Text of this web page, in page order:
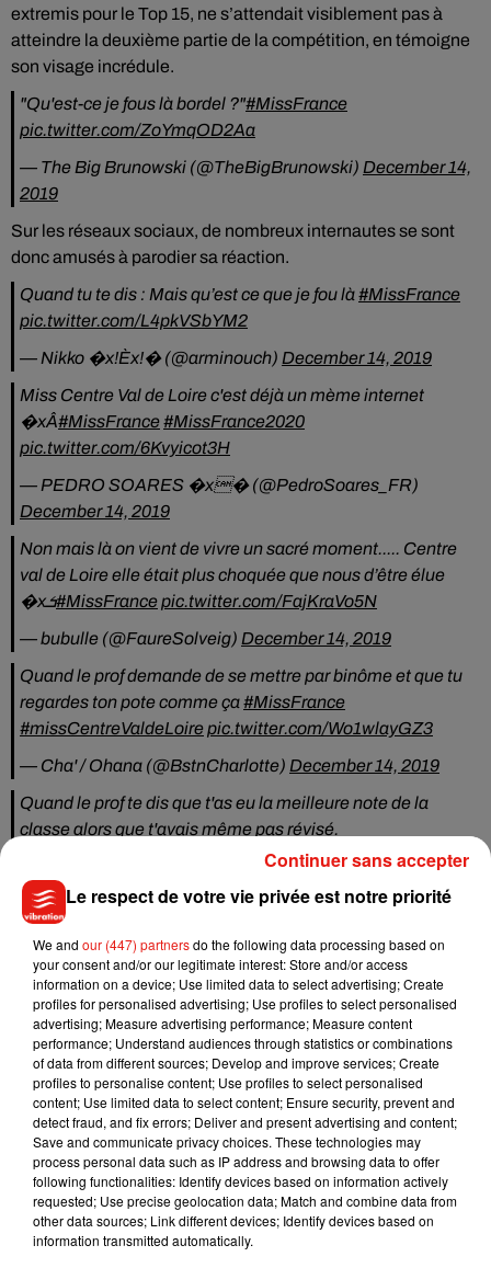
extremis pour le Top 15, ne s’attendait visiblement pas à
atteindre la deuxième partie de la compétition, en témoigne
son visage incrédule.
"Qu'est-ce je fous là bordel ?"#MissFrance
pic.twitter.com/ZoYmqOD2Aa
— The Big Brunowski (@TheBigBrunowski) December 14,
2019
Sur les réseaux sociaux, de nombreux internautes se sont
donc amusés à parodier sa réaction.
Quand tu te dis : Mais qu’est ce que je fou là#MissFrance
pic.twitter.com/L4pkVSbYM2
— Nikko �x!Èx!� (@arminouch) December 14, 2019
Miss Centre Val de Loire c'est déjà un mème internet
�xÂ#MissFrance#MissFrance2020
pic.twitter.com/6Kvyicot3H
— PEDRO SOARES �x� (@PedroSoares_FR)
December 14, 2019
Non mais là on vient de vivre un sacré moment..... Centre
val de Loire elle était plus choquée que nous d’être élue
�xܭ#MissFrancepic.twitter.com/FajKraVo5N
— bubulle (@FaureSolveig) December 14, 2019
Quand le prof demande de se mettre par binôme et que tu
regardes ton pote comme ça#MissFrance
#missCentreValdeLoirepic.twitter.com/Wo1wlayGZ3
— Cha' / Ohana (@BstnCharlotte) December 14, 2019
Quand le prof te dis que t'as eu la meilleure note de la
classe alors que t'avais même pas révisé.
— Ghetto Sage �xÈxÈ‍�xa� (@TiSouda)December
15, 2019
Un buzz qui a fait sourire Jade Simon-Abadie, qui a réagit
avec humour sur les réseaux sociaux.
Quand tu viens pour#MissFranceet que tu deviens un
mème �x€x€xÂ#changementdeplan
#misscentreValdeLoire#MissFrance2020
pic.twitter.com/qldRZGScit
— Jade Simon Abadie officiel (@JadeSimonAbadie)
December 15, 2019
C’est Clémence Botino, Miss Guadeloupe, qui représentera
la France pendant un an. A noter la belle performance de
Sophie Diry, originaire de Saône-et-Loire, qui termine
Le respect de votre vie privée est notre priorité
We and our (447) partnersdo the following data processing based on
your consent and/or our legitimate interest: Store and/or access
information on a device; Use limited data to select advertising; Create
profiles for personalised advertising; Use profiles to select personalised
advertising; Measure advertising performance; Measure content
performance; Understand audiences through statistics or combinations
of data from different sources; Develop and improve services; Create
profiles to personalise content; Use profiles to select personalised
content; Use limited data to select content; Ensure security, prevent and
detect fraud, and fix errors; Deliver and present advertising and content;
Save and communicate privacy choices. These technologies may
process personal data such as IP address and browsing data to offer
following functionalities: Identify devices based on information actively
requested; Use precise geolocation data; Match and combine data from
other data sources; Link different devices; Identify devices based on
information transmitted automatically.
Continuer sans accepter